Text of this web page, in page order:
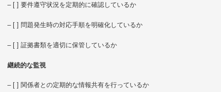
– [ ] 要件遵守状況を定期的に確認しているか
– [ ] 問題発生時の対応手順を明確化しているか
– [ ] 証拠書類を適切に保管しているか
継続的な監視
– [ ] 関係者との定期的な情報共有を行っているか